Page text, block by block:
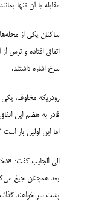
مقابله با آن تنها
ساکنان یکی از
اتفاق افتاده و ترس
سرخ اشاره داشتند.
رودریکه مخلوف، یکی
قادر به هضم این
اما این اولین بار
الی الجایب گفت:
بعد همچنان جیغ
پشت سر خواهند